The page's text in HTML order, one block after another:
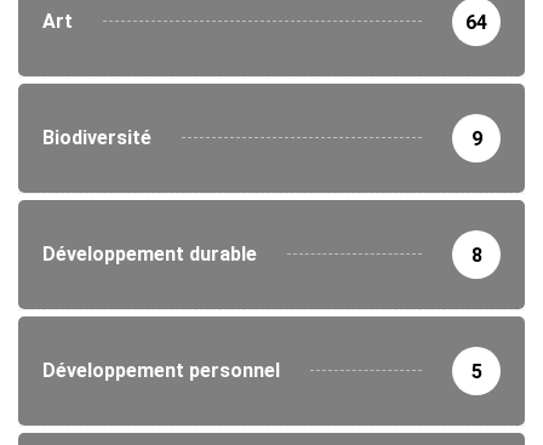
Art 64
Biodiversité 9
Développement durable 8
Développement personnel 5